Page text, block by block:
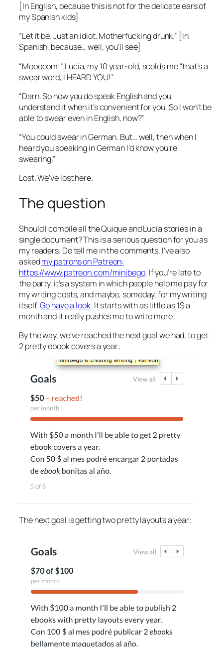
[In English, because this is not for the delicate ears of
my Spanish kids]
“Let it be. Just an idiot. Motherfucking drunk.” [In
Spanish, because… well, you’ll see]
“Mooooom!” Lucía, my 10 year-old, scolds me “that’s a
swear word, I HEARD YOU!”
“Darn. So now you do speak English and you
understand it when it’s convenient for you. So I won’t be
able to swear even in English, now?”
“You could swear in German. But… well, then when I
heard you speaking in German I’d know you’re
swearing.”
Lost. We’ve lost here.
The question
Should I compile all the Quique and Lucía stories in a
single document? This is a serious question for you as
my readers. Do tell me in the comments. I’ve also
askedmy patrons on Patreon:
https://www.patreon.com/minibego. If you’re late to
the party, it’s a system in which people help me pay for
my writing costs, and maybe, someday, for my writing
itself.Go have a look. It starts with as little as 1$ a
month and it really pushes me to write more.
By the way, we’ve reached the next goal we had, to get
2 pretty ebook covers a year:
The next goal is getting two pretty layouts a year: